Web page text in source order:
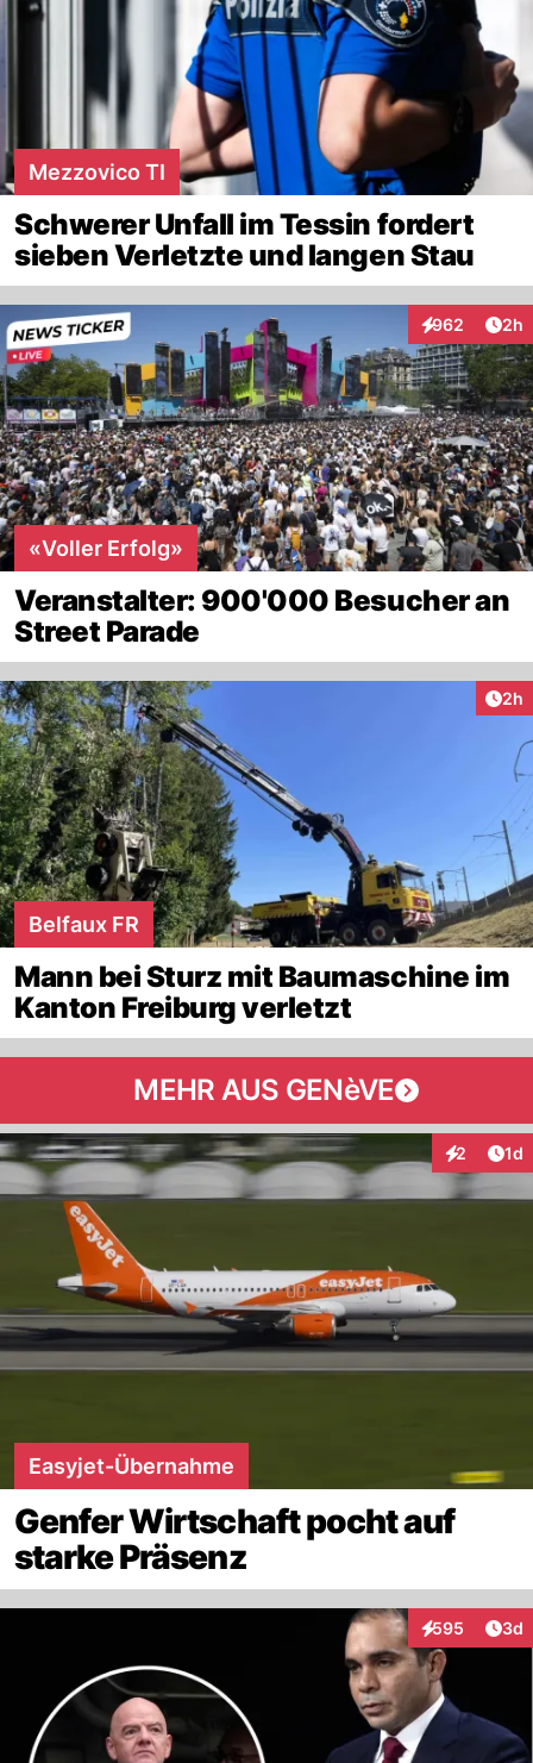
Mezzovico TI
Schwerer Unfall im Tessin fordert
sieben Verletzte und langen Stau
962
Interaktionen
2h
«Voller Erfolg»
Veranstalter: 900'000 Besucher an
Street Parade
2h
Belfaux FR
Mann bei Sturz mit Baumaschine im
Kanton Freiburg verletzt
MEHR AUS GENèVE
2 1d
Easyjet-Übernahme
Genfer Wirtschaft pocht auf
starke Präsenz
595
Interaktionen
3d